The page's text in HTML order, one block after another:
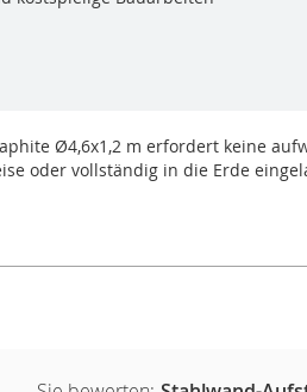
Ø4,6x1,2 m erfordert keine
oder vollständig in die Erde